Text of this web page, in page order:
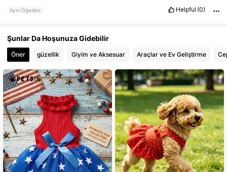
Aynı Öğeden Helpful (0)
Şunlar Da Hoşunuza Gidebilir
Öner güzellik Giyim ve Aksesuar Araçlar ve Ev Geliştirme